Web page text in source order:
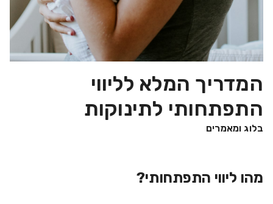
המדריך המלא לליווי
התפתחותי לתינוקות
בלוג ומאמרים
מהו ליווי התפתחותי?